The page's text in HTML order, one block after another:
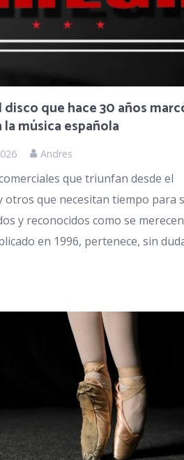
disco que hace 30 años
música española
Andres
que triunfan desde el
otros que necesitan tiempo para
y reconocidos como se
en 1996, pertenece, sin